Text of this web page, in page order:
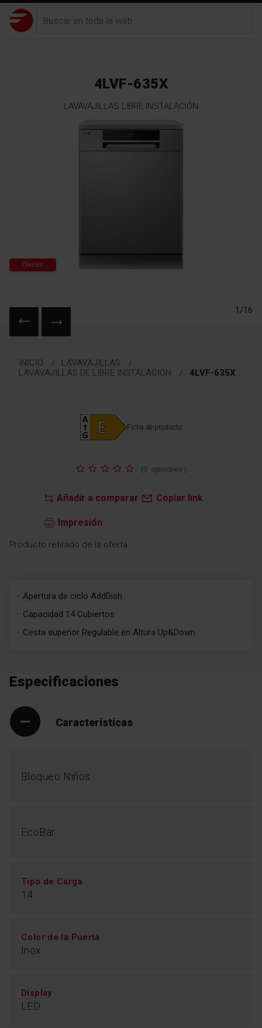
4LVF-635X
LAVAVAJILLAS LIBRE INSTALACIÓN
1/16
Classic
comienzo
INICIO
LAVAVAJILLAS
LAVAVAJILLAS DE LIBRE INSTALACIÓN
4LVF-635X
Añadir a comparar Copiar link
Impresión
Producto retirado de la oferta
Valoración: (0 opiniones )
Ficha de producto
Apertura de ciclo AddDish
Capacidad 14 Cubiertos
Cesta superior Regulable en Altura Up&Down
Especificaciones
Características
Bloqueo Niños
EcoBar
Tipo de Carga
14
Color de la Puerta
Inox
Display
LED